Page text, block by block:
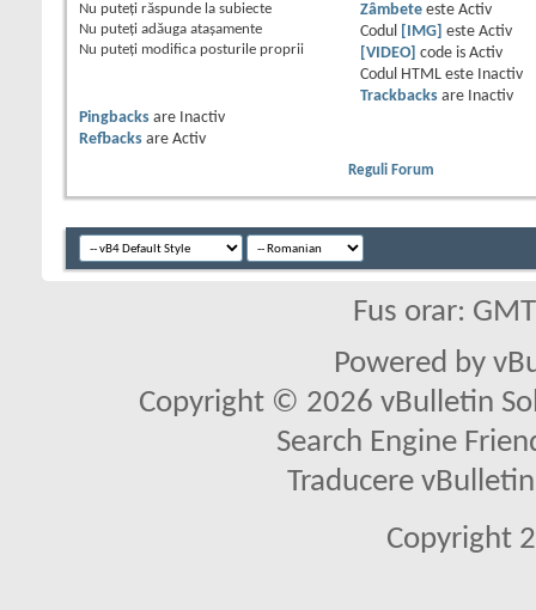
Nu puteţi răspunde la subiecte
Nu puteţi adăuga ataşamente
Nu puteţi modifica posturile proprii
Zâmbeteeste Activ
Codul
[IMG] este Activ
[VIDEO]
code is Activ
Codul HTML este
Inactiv
Trackbacksare
Inactiv
Pingbacks are
Inactiv
Refbacks are Activ
Reguli Forum
Fus orar:
Powered by
Copyright © 2026 vBulletin
Search Engine
Traducere
Copyright